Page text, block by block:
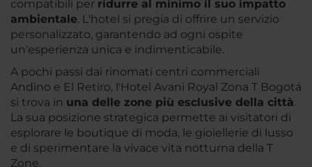
compatibili per ridurre al minimo il suo impatto
ambientale. L'hotel si pregia di offrire un servizio
personalizzato, garantendo ad ogni ospite
un'esperienza unica e indimenticabile.
A pochi passi dai rinomati centri commerciali
Andino e El Retiro, l'Hotel Avani Royal Zona T Bogotá
si trova in una delle zone più esclusive della città.
La sua posizione strategica permette ai visitatori di
esplorare le boutique di moda, le gioiellerie di lusso
e di sperimentare la vivace vita notturna della T
Zone.